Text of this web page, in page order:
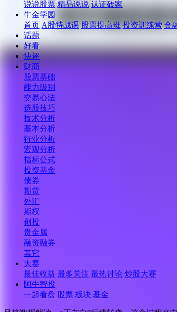
说说股票 精品说说 认证砖家
牛金学园
首页 A股特战课 股票提高班 投资训练营 金
话题
好看
快评
财商
股票基础
能力级别
交易心法
选股技巧
技术分析
基本分析
行业分析
宏观分析
指标公式
投资基金
债券
期货
外汇
期权
创投
贵金属
融资融券
其它
大赛
最佳收益 最多关注 最热讨论 炒股大赛
阿牛智投
一起看盘 股票 板块 基金